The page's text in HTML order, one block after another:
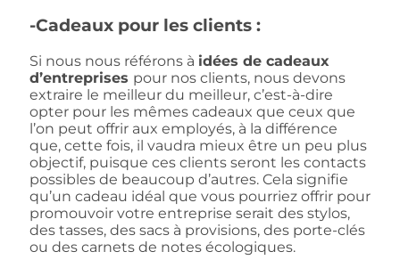
-Cadeaux pour les clients :
Si nous nous référons à idées de cadeaux
d’entreprises pour nos clients, nous devons
extraire le meilleur du meilleur, c’est-à-dire
opter pour les mêmes cadeaux que ceux que
l’on peut offrir aux employés, à la différence
que, cette fois, il vaudra mieux être un peu plus
objectif, puisque ces clients seront les contacts
possibles de beaucoup d’autres. Cela signifie
qu’un cadeau idéal que vous pourriez offrir pour
promouvoir votre entreprise serait des stylos,
des tasses, des sacs à provisions, des porte-clés
ou des carnets de notes écologiques.